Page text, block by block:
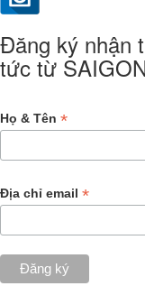
Đăng ký nhận
tức từ
Họ & Tên *
Địa chỉ email *